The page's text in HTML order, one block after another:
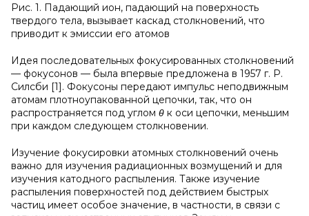
Рис. 1. Падающий ион, падающий на поверхность
твердого тела, вызывает каскад столкновений, что
приводит к эмиссии его атомов
Идея последовательных фокусированных столкновений
— фокусонов — была впервые предложена в 1957 г. Р.
Силсби [1]. Фокусоны передают импульс неподвижным
атомам плотноупакованной цепочки, так, что он
распространяется под углом θ к оси цепочки, меньшим
при каждом следующем столкновении.
Изучение фокусировки атомных столкновений очень
важно для изучения радиационных возмущений и для
изучения катодного распыления. Также изучение
распыления поверхностей под действием быстрых
частиц имеет особое значение, в частности, в связи с